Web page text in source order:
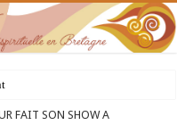
la Bretagne chrétienne
FAIT SON SHOW A